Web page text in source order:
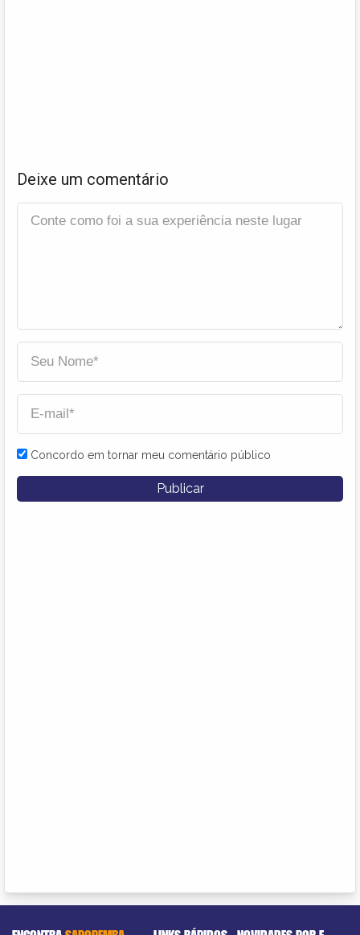
Deixe um comentário
Concordo em tornar meu comentário público